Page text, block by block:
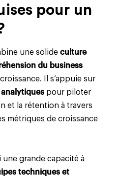
pour un
une solideculture
du business
Il s’appuie sur
pour piloter
et la rétention à travers
métriques de croissance
une grande capacité à
techniques et